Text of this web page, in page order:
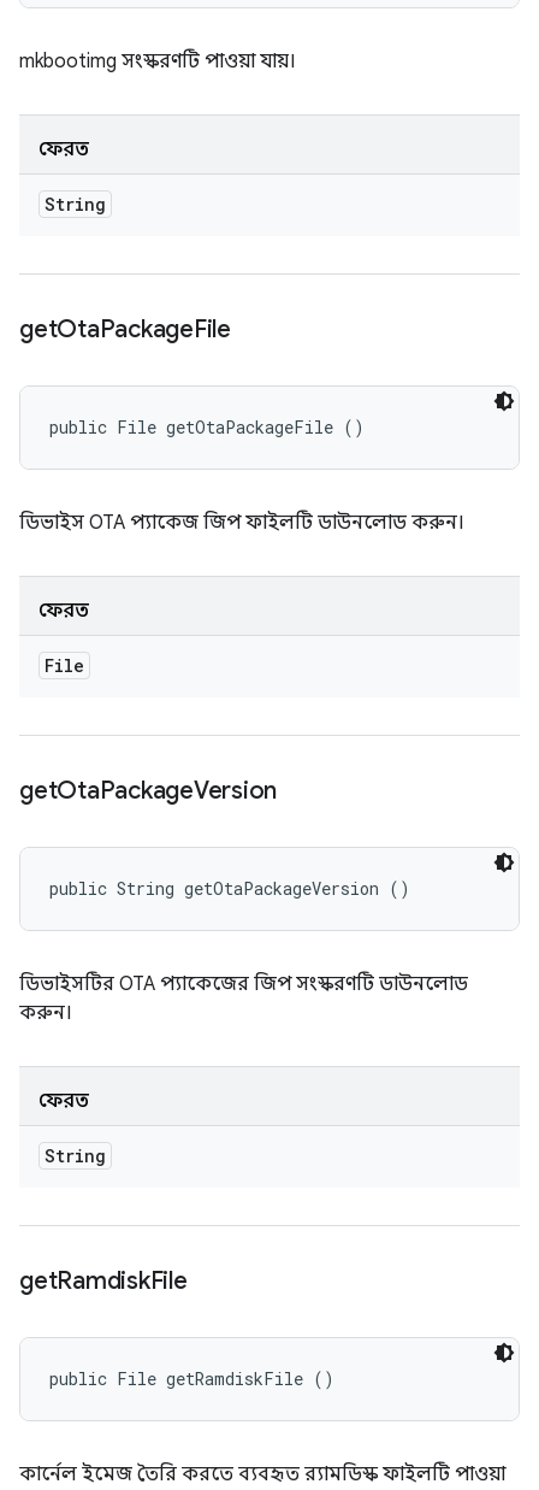
mkbootimg সংস্করণটি পাওয়া যায়।
ফেরত
String
getOtaPackageFile
public File getOtaPackageFile ()
ডিভাইস OTA প্যাকেজ জিপ ফাইলটি ডাউনলোড করুন।
ফেরত
File
getOtaPackageVersion
public String getOtaPackageVersion ()
ডিভাইসটির OTA প্যাকেজের জিপ সংস্করণটি ডাউনলোড
করুন।
ফেরত
String
getRamdiskFile
public File getRamdiskFile ()
কার্নেল ইমেজ তৈরি করতে ব্যবহৃত র‍্যামডিস্ক ফাইলটি পাওয়া